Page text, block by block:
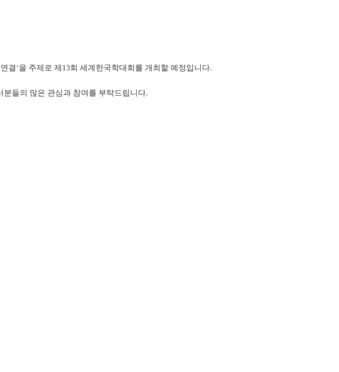
결‘을 주제로 제13회 세계한국학대회를 개최할 예정입니다.
들의 많은 관심과 참여를 부탁드립니다.